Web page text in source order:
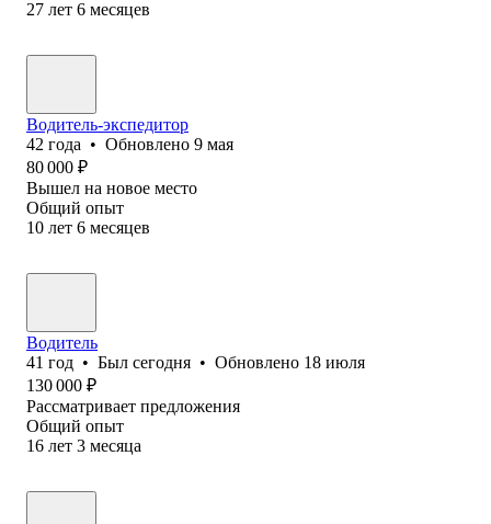
27 лет 6 месяцев
Водитель-экспедитор
42 года • Обновлено 9 мая
80 000 ₽
Вышел на новое место
Общий опыт
10 лет 6 месяцев
Водитель
41 год • Был сегодня • Обновлено 18 июля
130 000 ₽
Рассматривает предложения
Общий опыт
16 лет 3 месяца